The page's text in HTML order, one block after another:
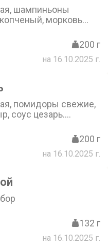
шампиньоны
морковь
Добавки на выбор200 г
на 16.10.2025 г.
помидоры свежие,
соус цезарь.
200 г
на 16.10.2025 г.
132 г
на 16.10.2025 г.